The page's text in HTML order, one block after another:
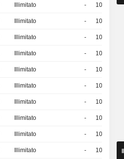
Illimitato - 100
Illimitato - 100
Illimitato - 100
Illimitato - 100
Illimitato - 100
Illimitato - 100
Illimitato - 100
Illimitato - 100
Illimitato - 100
Illimitato - 100